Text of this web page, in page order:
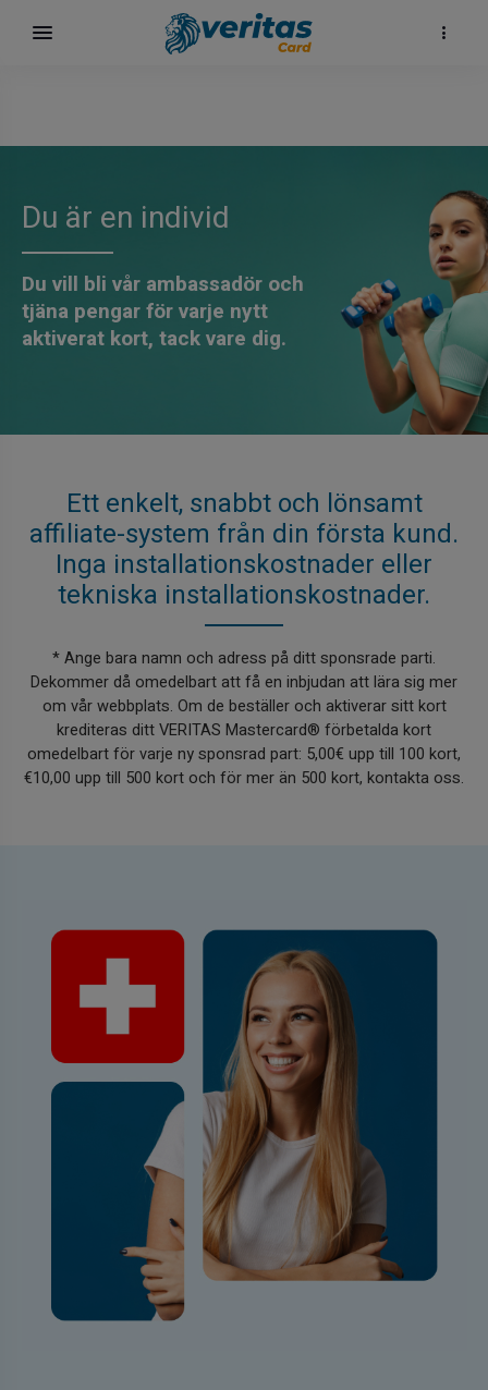
Du är en individ
Du vill bli vår ambassadör och
tjäna pengar för varje nytt
aktiverat kort, tack vare dig.
Ett enkelt, snabbt och lönsamt
affiliate-system från din första kund.
Inga installationskostnader eller
tekniska installationskostnader.
* Ange bara namn och adress på ditt sponsrade parti.
Dekommer då omedelbart att få en inbjudan att lära sig mer
om vår webbplats. Om de beställer och aktiverar sitt kort
krediteras ditt VERITAS Mastercard® förbetalda kort
omedelbart för varje ny sponsrad part: 5,00€ upp till 100 kort,
€10,00 upp till 500 kort och för mer än 500 kort, kontakta oss.